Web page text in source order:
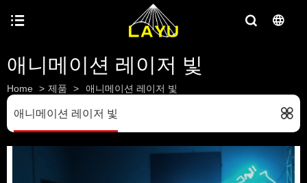
애니메이션 레이저 빛
Home > 제품 > 애니메이션 레이저 빛
애니메이션 레이저 빛